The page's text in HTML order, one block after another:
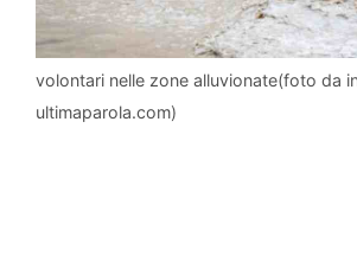
volontari nelle zone alluvionate(foto da
ultimaparola.com)